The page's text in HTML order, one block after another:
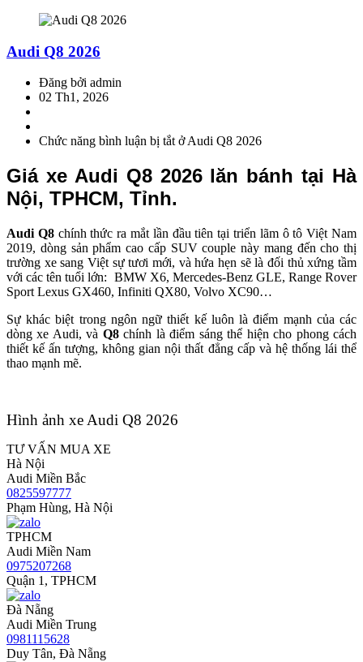
Audi Q8 2026
Đăng bởi admin
02 Th1, 2026
Chức năng bình luận bị tắtở Audi Q8 2026
Giá xe Audi Q8 2026 lăn bánh tại Hà
Nội, TPHCM, Tỉnh.
Audi Q8 chính thức ra mắt lần đầu tiên tại triển lãm ô tô Việt Nam
2019, dòng sản phẩm cao cấp SUV couple này mang đến cho thị
trường xe sang Việt sự tươi mới, và hứa hẹn sẽ là đối thủ xứng tầm
với các tên tuổi lớn: BMW X6, Mercedes-Benz GLE, Range Rover
Sport Lexus GX460, Infiniti QX80, Volvo XC90…
Sự khác biệt trong ngôn ngữ thiết kế luôn là điểm mạnh của các
dòng xe Audi, và Q8chính là điểm sáng thể hiện cho phong cách
thiết kế ấn tượng, không gian nội thất đẳng cấp và hệ thống lái thể
thao mạnh mẽ.
Hình ảnh xe Audi Q8 2026
TƯ VẤN MUA XE
Hà Nội
Audi Miền Bắc
0825597777
Phạm Hùng, Hà Nội
TPHCM
Audi Miền Nam
0975207268
Quận 1, TPHCM
Đà Nẵng
Audi Miền Trung
0981115628
Duy Tân, Đà Nẵng